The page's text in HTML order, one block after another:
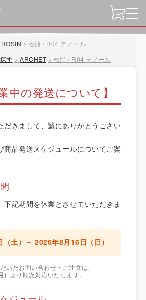
t
o
g
ROSIN
松脂 / R04 テノール
す ARCHET 松脂 / R04 テノール
中の発送について】
だきまして、誠にありがとうござい
商品発送スケジュールについてご案
下記期間を休業とさせていただきま
土）～ 2026年8月16日（日）
いたお問い合わせ・ご注文は、
より順次対応いたします。